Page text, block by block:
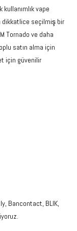
vape
dikkatlice seçilmiş bir
Tornado ve daha
satın alma için
için güvenilir
Bancontact, BLIK,